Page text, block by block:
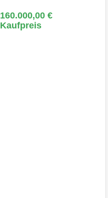
160.000,00 €
Kaufpreis